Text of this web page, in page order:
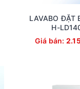
LAVABO ĐẶT
H-
Giá bán: